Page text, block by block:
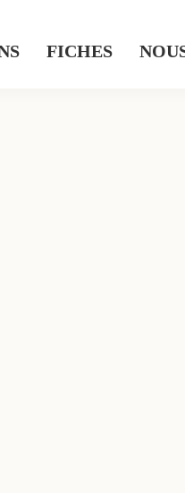
FICHES